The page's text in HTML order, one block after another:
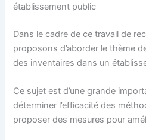
établissement public
Dans le cadre de ce travail de
proposons d’aborder le thème
des inventaires dans un
Ce sujet est d’une grande
déterminer l’efficacité des
proposer des mesures pour